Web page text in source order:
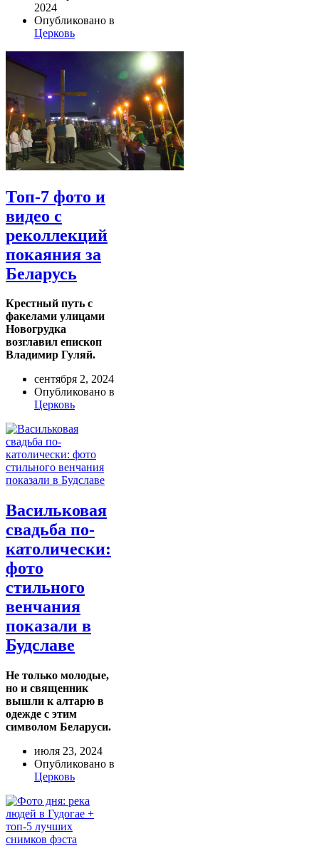
2024
Опубликовано в
Церковь
Топ-7 фото и
видео с
реколлекций
покаяния за
Беларусь
Крестный путь с
факелами улицами
Новогрудка
возглавил епископ
Владимир Гуляй.
сентября 2, 2024
Опубликовано в
Церковь
Васильковая
свадьба по-
католически:
фото
стильного
венчания
показали в
Будславе
Не только молодые,
но и священник
вышли к алтарю в
одежде с этим
символом Беларуси.
июля 23, 2024
Опубликовано в
Церковь